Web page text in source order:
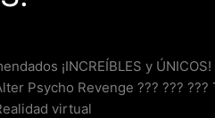
¡INCREÍBLES y
Psycho Revenge ??? ???
virtual